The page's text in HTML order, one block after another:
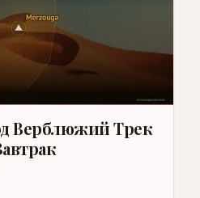
Верблюжий Трек